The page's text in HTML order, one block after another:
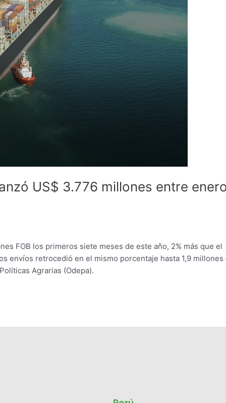
US$ 3.776 millones entre
FOB los primeros siete meses de este año, 2% más que el
envíos retrocedió en el mismo porcentaje hasta 1,9 millones
Agrarias (Odepa).